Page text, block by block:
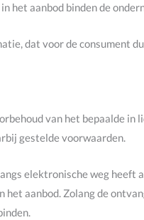
het aanbod binden de
dat voor de consument
van het bepaalde
gestelde voorwaarden.
elektronische weg
het aanbod. Zolang de